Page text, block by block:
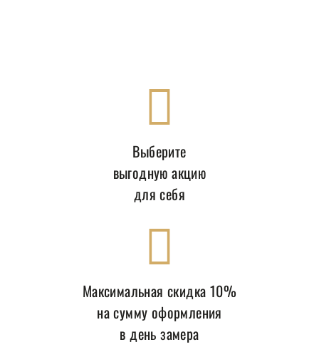
Выберите
выгодную акцию
для себя
Максимальная скидка 10%
на сумму оформления
в день замера